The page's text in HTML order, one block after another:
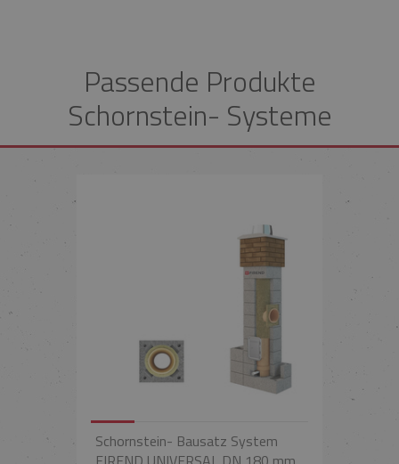
Passende Produkte
Schornstein- Systeme
Schornstein- Bausatz System